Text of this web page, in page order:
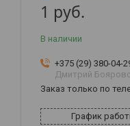
1 руб.
В наличии
+375 (29) 380-04-
Дмитрий
Заказ только по
График